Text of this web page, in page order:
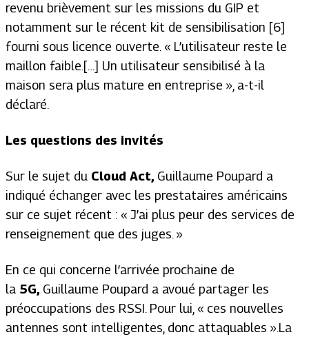
revenu brièvement sur les missions du GIP et
notamment sur le récent kit de sensibilisation [6]
fourni sous licence ouverte. « L’utilisateur reste le
maillon faible.[…] Un utilisateur sensibilisé à la
maison sera plus mature en entreprise », a-t-il
déclaré.
Les questions des invités
Sur le sujet du Cloud Act, Guillaume Poupard a
indiqué échanger avec les prestataires américains
sur ce sujet récent : « J’ai plus peur des services de
renseignement que des juges. »
En ce qui concerne l’arrivée prochaine de
la 5G, Guillaume Poupard a avoué partager les
préoccupations des RSSI. Pour lui, « ces nouvelles
antennes sont intelligentes, donc attaquables ».La